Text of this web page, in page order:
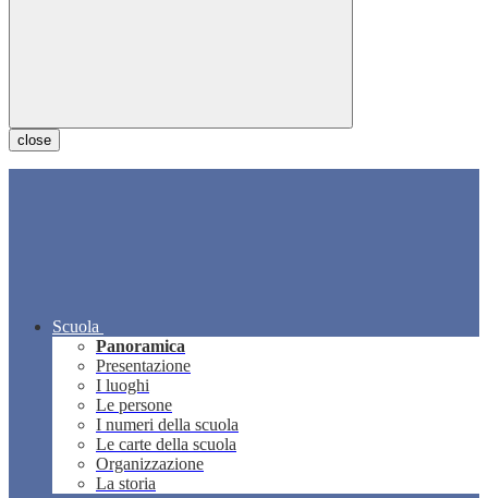
close
Scuola
Panoramica
Presentazione
I luoghi
Le persone
I numeri della scuola
Le carte della scuola
Organizzazione
La storia